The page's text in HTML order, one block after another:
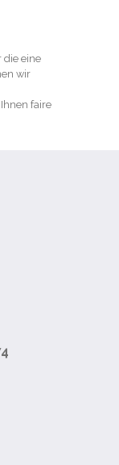
die eine
wir
faire